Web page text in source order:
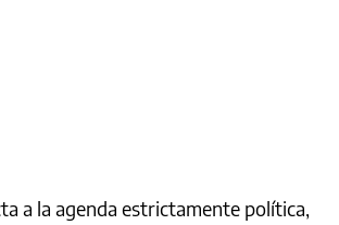
a la agenda estrictamente política,